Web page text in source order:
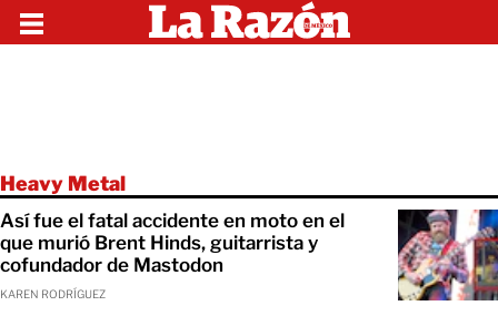
Heavy Metal
Así fue el fatal accidente en moto en el
que murió Brent Hinds, guitarrista y
cofundador de Mastodon
KAREN RODRÍGUEZ